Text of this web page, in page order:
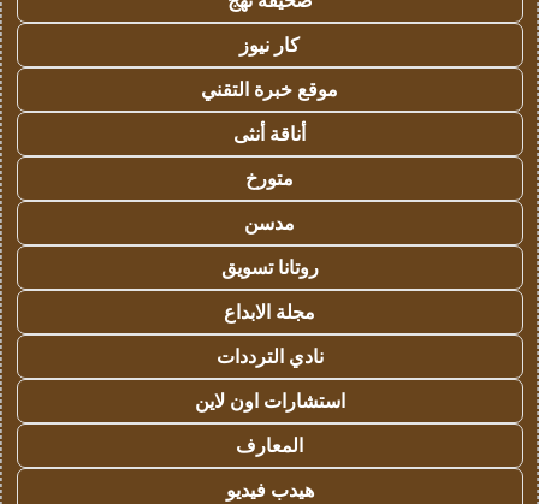
كار نيوز
موقع خبرة التقني
أناقة أنثى
متورخ
مدسن
روتانا تسويق
مجلة الابداع
نادي الترددات
استشارات اون لاين
المعارف
هيدب فيديو